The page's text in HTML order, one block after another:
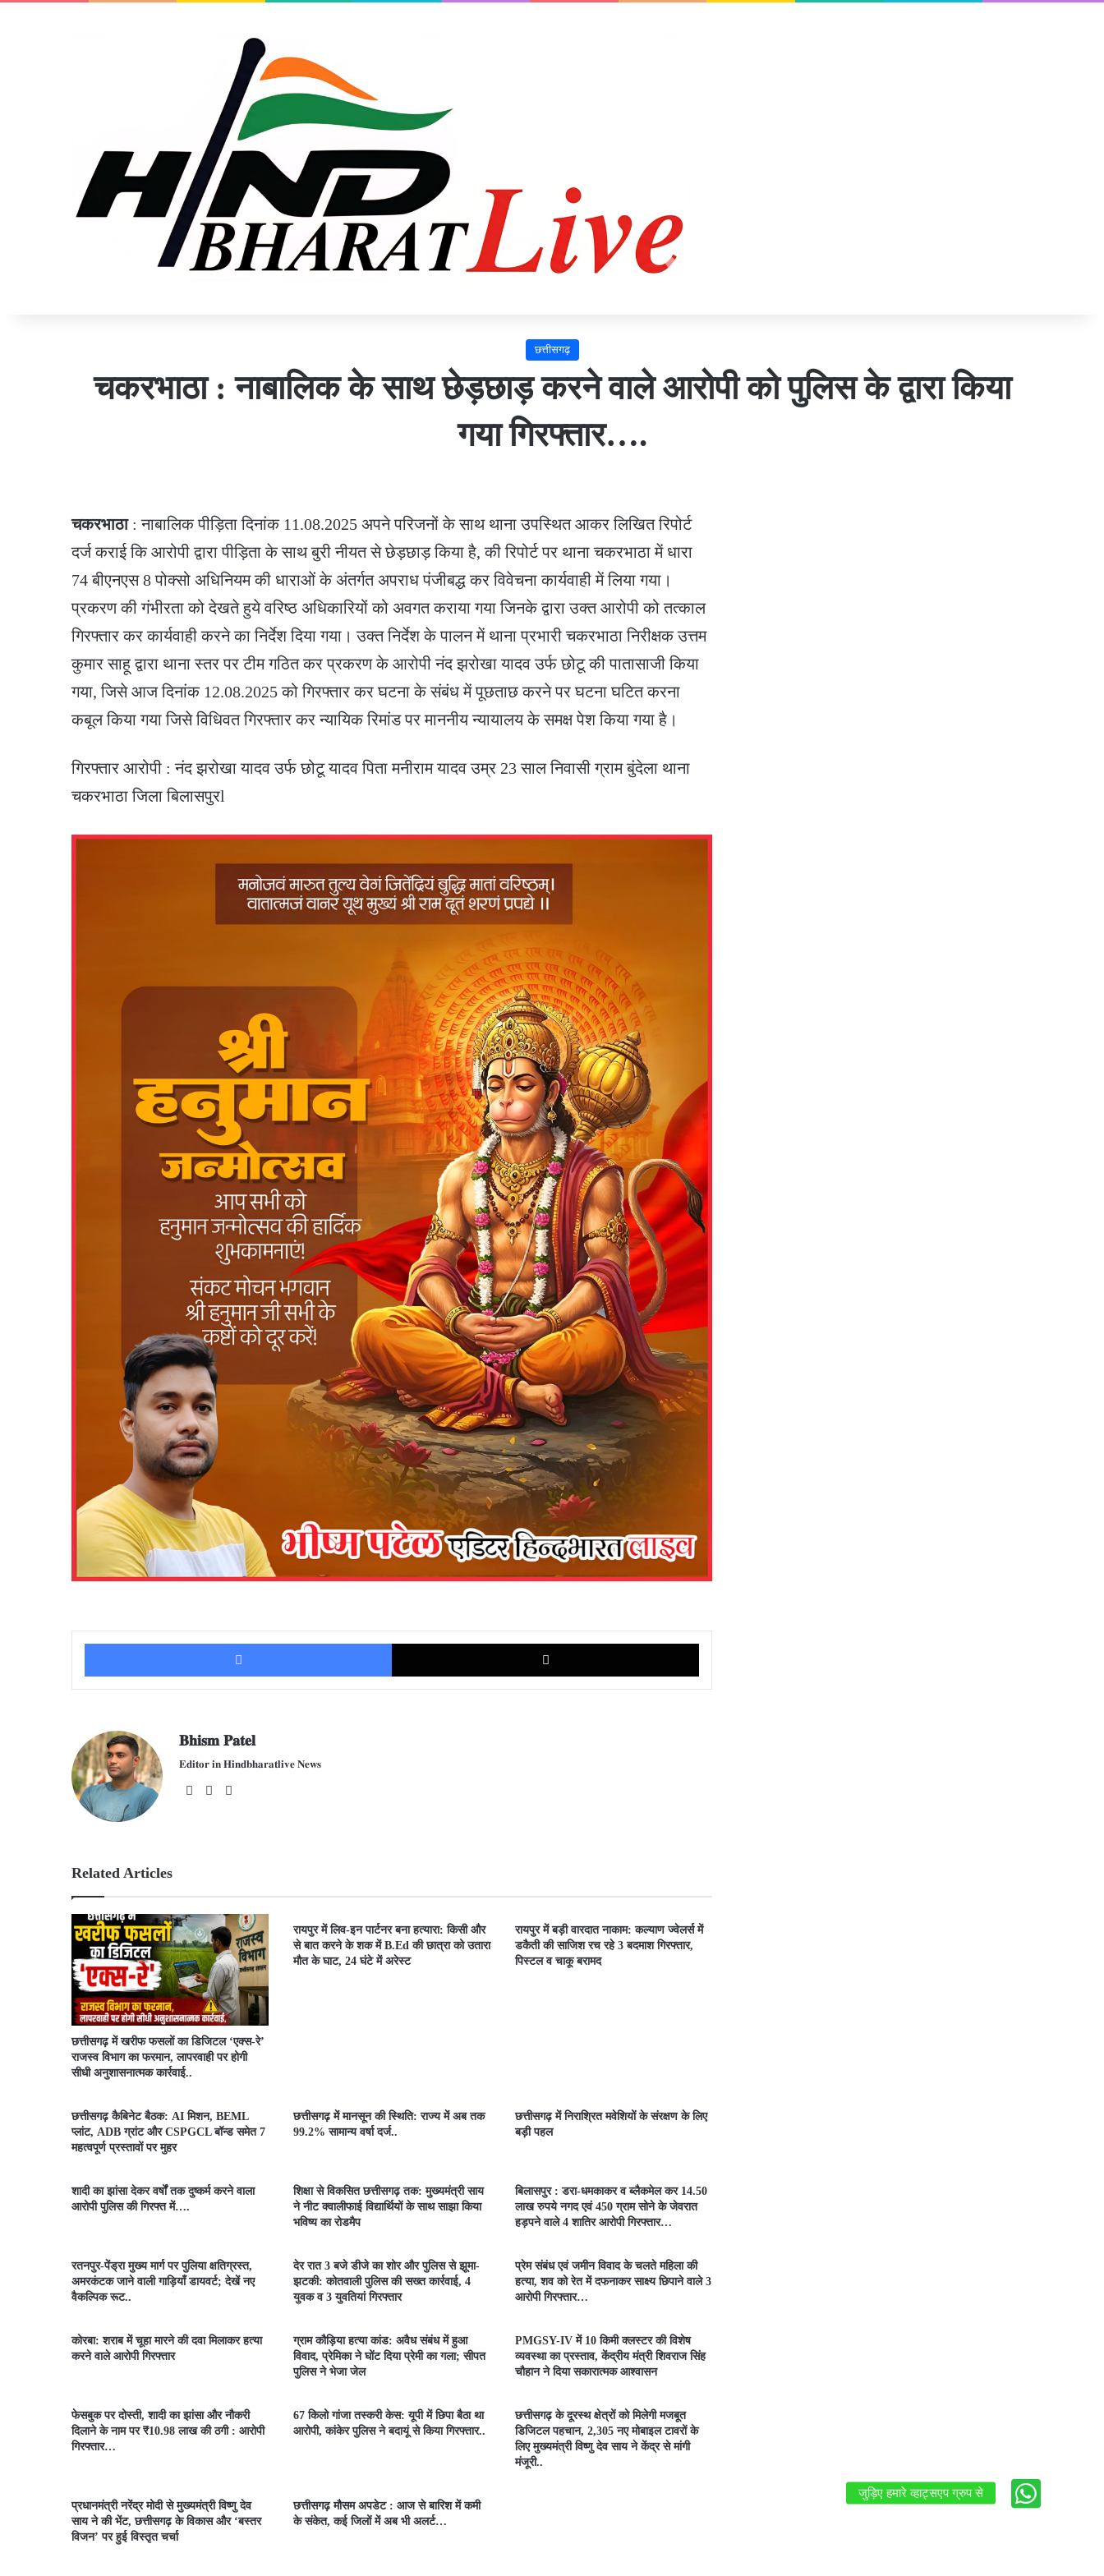
छत्तीसगढ़
चकरभाठा : नाबालिक के साथ छेड़छाड़ करने वाले आरोपी को पुलिस के द्वारा किया
गया गिरफ्तार….
चकरभाठा: नाबालिक पीड़िता दिनांक 11.08.2025 अपने परिजनों के साथ थाना उपस्थित आकर लिखित रिपोर्ट
दर्ज कराई कि आरोपी द्वारा पीड़िता के साथ बुरी नीयत से छेड़छाड़ किया है, की रिपोर्ट पर थाना चकरभाठा में धारा
74 बीएनएस 8 पोक्सो अधिनियम की धाराओं के अंतर्गत अपराध पंजीबद्ध कर विवेचना कार्यवाही में लिया गया।
प्रकरण की गंभीरता को देखते हुये वरिष्ठ अधिकारियों को अवगत कराया गया जिनके द्वारा उक्त आरोपी को तत्काल
गिरफ्तार कर कार्यवाही करने का निर्देश दिया गया। उक्त निर्देश के पालन में थाना प्रभारी चकरभाठा निरीक्षक उत्तम
कुमार साहू द्वारा थाना स्तर पर टीम गठित कर प्रकरण के आरोपी नंद झरोखा यादव उर्फ छोटू की पातासाजी किया
गया, जिसे आज दिनांक 12.08.2025 को गिरफ्तार कर घटना के संबंध में पूछताछ करने पर घटना घटित करना
कबूल किया गया जिसे विधिवत गिरफ्तार कर न्यायिक रिमांड पर माननीय न्यायालय के समक्ष पेश किया गया है।
गिरफ्तार आरोपी : नंद झरोखा यादव उर्फ छोटू यादव पिता मनीराम यादव उम्र 23 साल निवासी ग्राम बुंदेला थाना
चकरभाठा जिला बिलासपुरl
Facebook
𝐁𝐡𝐢𝐬𝐦 𝐏𝐚𝐭𝐞𝐥
𝐄𝐝𝐢𝐭𝐨𝐫 𝐢𝐧 𝐇𝐢𝐧𝐝𝐛𝐡𝐚𝐫𝐚𝐭𝐥𝐢𝐯𝐞 𝐍𝐞𝐰𝐬
We
Fac
Related Articles
​छत्तीसगढ़ में खरीफ फसलों का डिजिटल ‘एक्स-रे’
राजस्व विभाग का फरमान, लापरवाही पर होगी
सीधी अनुशासनात्मक कार्रवाई..
रायपुर में लिव-इन पार्टनर बना हत्यारा: किसी और
से बात करने के शक में B.Ed की छात्रा को उतारा
मौत के घाट, 24 घंटे में अरेस्ट
रायपुर में बड़ी वारदात नाकाम: कल्याण ज्वेलर्स में
डकैती की साजिश रच रहे 3 बदमाश गिरफ्तार,
पिस्टल व चाकू बरामद
छत्तीसगढ़ कैबिनेट बैठक: AI मिशन, BEML
प्लांट, ADB ग्रांट और CSPGCL बॉन्ड समेत 7
महत्वपूर्ण प्रस्तावों पर मुहर
छत्तीसगढ़ में मानसून की स्थिति: राज्य में अब तक
99.2% सामान्य वर्षा दर्ज..
छत्तीसगढ़ में निराश्रित मवेशियों के संरक्षण के लिए
बड़ी पहल
शादी का झांसा देकर वर्षों तक दुष्कर्म करने वाला
आरोपी पुलिस की गिरफ्त में….
शिक्षा से विकसित छत्तीसगढ़ तक: मुख्यमंत्री साय
ने नीट क्वालीफाई विद्यार्थियों के साथ साझा किया
भविष्य का रोडमैप
बिलासपुर : डरा-धमकाकर व ब्लैकमेल कर 14.50
लाख रुपये नगद एवं 450 ग्राम सोने के जेवरात
हड़पने वाले 4 शातिर आरोपी गिरफ्तार…
रतनपुर-पेंड्रा मुख्य मार्ग पर पुलिया क्षतिग्रस्त,
अमरकंटक जाने वाली गाड़ियाँ डायवर्ट; देखें नए
वैकल्पिक रूट..
देर रात 3 बजे डीजे का शोर और पुलिस से झूमा-
झटकी: कोतवाली पुलिस की सख्त कार्रवाई, 4
युवक व 3 युवतियां गिरफ्तार
प्रेम संबंध एवं जमीन विवाद के चलते महिला की
हत्या, शव को रेत में दफनाकर साक्ष्य छिपाने वाले 3
आरोपी गिरफ्तार…
कोरबा: शराब में चूहा मारने की दवा मिलाकर हत्या
करने वाले आरोपी गिरफ्तार
ग्राम कौड़िया हत्या कांड: अवैध संबंध में हुआ
विवाद, प्रेमिका ने घोंट दिया प्रेमी का गला; सीपत
पुलिस ने भेजा जेल
PMGSY-IV में 10 किमी क्लस्टर की विशेष
व्यवस्था का प्रस्ताव, केंद्रीय मंत्री शिवराज सिंह
चौहान ने दिया सकारात्मक आश्वासन
फेसबुक पर दोस्ती, शादी का झांसा और नौकरी
दिलाने के नाम पर ₹10.98 लाख की ठगी : आरोपी
गिरफ्तार…
67 किलो गांजा तस्करी केस: यूपी में छिपा बैठा था
आरोपी, कांकेर पुलिस ने बदायूं से किया गिरफ्तार..
छत्तीसगढ़ के दूरस्थ क्षेत्रों को मिलेगी मजबूत
डिजिटल पहचान, 2,305 नए मोबाइल टावरों के
लिए मुख्यमंत्री विष्णु देव साय ने केंद्र से मांगी
मंजूरी..
प्रधानमंत्री नरेंद्र मोदी से मुख्यमंत्री विष्णु देव
साय ने की भेंट, छत्तीसगढ़ के विकास और ‘बस्तर
विजन’ पर हुई विस्तृत चर्चा
छत्तीसगढ़ मौसम अपडेट : आज से बारिश में कमी
के संकेत, कई जिलों में अब भी अलर्ट…